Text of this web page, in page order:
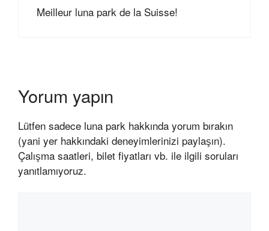
Meilleur luna park de la Suisse!
Yorum yapın
Lütfen sadece luna park hakkında yorum bırakın
(yani yer hakkındaki deneyimlerinizi paylaşın).
Çalışma saatleri, bilet fiyatları vb. ile ilgili soruları
yanıtlamıyoruz.